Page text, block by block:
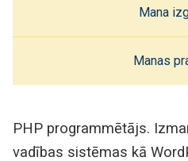
Mana
Manas
PHP programmētājs.
vadības sistēmas kā